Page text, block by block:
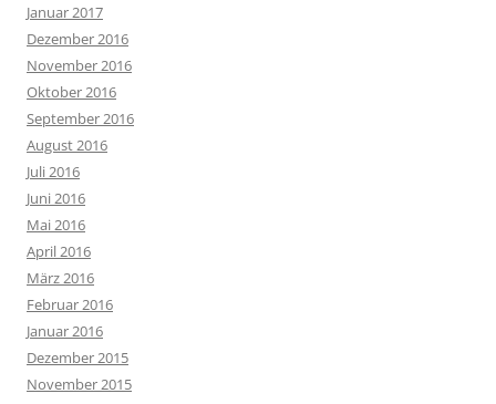
Januar 2017
Dezember 2016
November 2016
Oktober 2016
September 2016
August 2016
Juli 2016
Juni 2016
Mai 2016
April 2016
März 2016
Februar 2016
Januar 2016
Dezember 2015
November 2015